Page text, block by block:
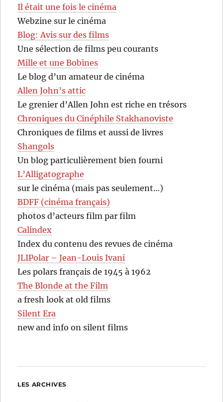
Il était une fois le cinéma
Webzine sur le cinéma
Blog: Avis sur des films
Une sélection de films peu courants
Mille et une Bobines
Le blog d’un amateur de cinéma
Allen John’s attic
Le grenier d’Allen John est riche en trésors
Chroniques du Cinéphile Stakhanoviste
Chroniques de films et aussi de livres
Shangols
Un blog particulièrement bien fourni
L’Alligatographe
sur le cinéma (mais pas seulement…)
BDFF (cinéma français)
photos d’acteurs film par film
Calindex
Index du contenu des revues de cinéma
JLIPolar – Jean-Louis Ivani
Les polars français de 1945 à 1962
The Blonde at the Film
a fresh look at old films
Silent Era
new and info on silent films
LES ARCHIVES